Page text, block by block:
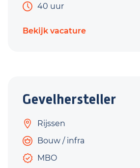
40 uur
Bekijk vacature
Gevelhersteller
Rijssen
Bouw / infra
MBO